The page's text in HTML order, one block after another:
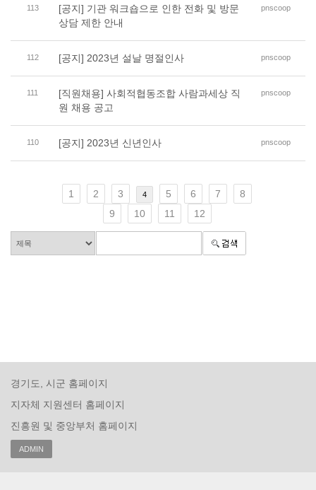
113
[공지] 기관 워크숍으로 인한 전화 및 방문
상담 제한 안내
pnscoop
112 [공지] 2023년 설날 명절인사 pnscoop
111
[직원채용] 사회적협동조합 사람과세상 직
원 채용 공고
pnscoop
110 [공지] 2023년 신년인사 pnscoop
1 2 3 4 5 6 7
8
9
10 11 12
경기도, 시군 홈페이지
지자체 지원센터 홈페이지
진흥원 및 중앙부처 홈페이지
ADMIN